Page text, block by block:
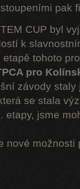
pak
CUP byl
k
tohoto
pro
závody
se stala
etapy, jsme
nové možnosti